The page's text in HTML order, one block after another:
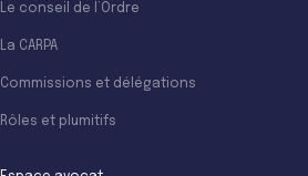
Le conseil de l’Ordre
La CARPA
Commissions et délégations
Rôles et plumitifs